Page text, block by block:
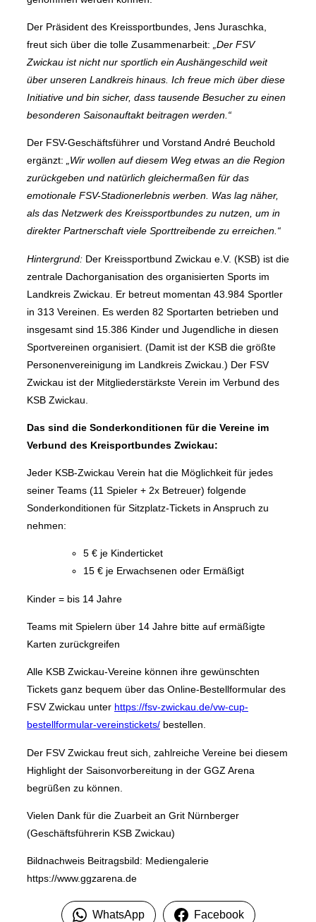
Der Präsident des Kreissportbundes, Jens Juraschka,
freut sich über die tolle Zusammenarbeit:
„Der FSV
Zwickau ist nicht nur sportlich ein Aushängeschild weit
über unseren Landkreis hinaus. Ich freue mich über diese
Initiative und bin sicher, dass tausende Besucher zu einen
besonderen Saisonauftakt beitragen werden.“
Der FSV-Geschäftsführer und Vorstand André Beuchold
ergänzt: „Wir wollen auf diesem Weg etwas an die Region
zurückgeben und natürlich gleichermaßen für das
emotionale FSV-Stadionerlebnis werben. Was lag näher,
als das Netzwerk des Kreissportbundes zu nutzen, um in
direkter Partnerschaft viele Sporttreibende zu erreichen.“
Hintergrund: Der Kreissportbund Zwickau e.V. (KSB) ist die
zentrale Dachorganisation des organisierten Sports im
Landkreis Zwickau. Er betreut momentan 43.984 Sportler
in 313 Vereinen. Es werden 82 Sportarten betrieben und
insgesamt sind 15.386 Kinder und Jugendliche in diesen
Sportvereinen organisiert. (Damit ist der KSB die größte
Personenvereinigung im Landkreis Zwickau.) Der FSV
Zwickau ist der Mitgliederstärkste Verein im Verbund des
KSB Zwickau.
Das sind die Sonderkonditionen für die Vereine im
Verbund des Kreisportbundes Zwickau:
Jeder KSB-Zwickau Verein hat die Möglichkeit für jedes
seiner Teams (11 Spieler + 2x Betreuer) folgende
Sonderkonditionen für Sitzplatz-Tickets in Anspruch zu
nehmen:
5 € je Kinderticket
15 € je Erwachsenen oder Ermäßigt
Kinder = bis 14 Jahre
Teams mit Spielern über 14 Jahre bitte auf ermäßigte
Karten zurückgreifen
Alle KSB Zwickau-Vereine können ihre gewünschten
Tickets ganz bequem über das Online-Bestellformular des
FSV Zwickau unter https://fsv-zwickau.de/vw-cup-
bestellformular-vereinstickets/ bestellen.
Der FSV Zwickau freut sich, zahlreiche Vereine bei diesem
Highlight der Saisonvorbereitung in der GGZ Arena
begrüßen zu können.
Vielen Dank für die Zuarbeit an Grit Nürnberger
(Geschäftsführerin KSB Zwickau)
Bildnachweis Beitragsbild: Mediengalerie
https://www.ggzarena.de
WhatsApp Facebook